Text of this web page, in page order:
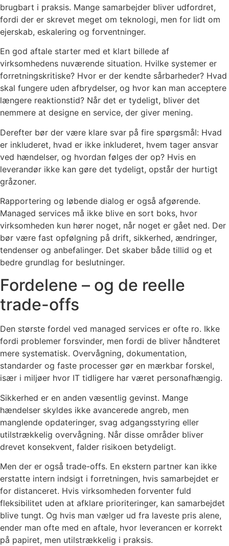
brugbart i praksis. Mange samarbejder bliver udfordret,
fordi der er skrevet meget om teknologi, men for lidt om
ejerskab, eskalering og forventninger.
En god aftale starter med et klart billede af
virksomhedens nuværende situation. Hvilke systemer er
forretningskritiske? Hvor er der kendte sårbarheder? Hvad
skal fungere uden afbrydelser, og hvor kan man acceptere
længere reaktionstid? Når det er tydeligt, bliver det
nemmere at designe en service, der giver mening.
Derefter bør der være klare svar på fire spørgsmål: Hvad
er inkluderet, hvad er ikke inkluderet, hvem tager ansvar
ved hændelser, og hvordan følges der op? Hvis en
leverandør ikke kan gøre det tydeligt, opstår der hurtigt
gråzoner.
Rapportering og løbende dialog er også afgørende.
Managed services må ikke blive en sort boks, hvor
virksomheden kun hører noget, når noget er gået ned. Der
bør være fast opfølgning på drift, sikkerhed, ændringer,
tendenser og anbefalinger. Det skaber både tillid og et
bedre grundlag for beslutninger.
Fordelene – og de reelle
trade-offs
Den største fordel ved managed services er ofte ro. Ikke
fordi problemer forsvinder, men fordi de bliver håndteret
mere systematisk. Overvågning, dokumentation,
standarder og faste processer gør en mærkbar forskel,
især i miljøer hvor IT tidligere har været personafhængig.
Sikkerhed er en anden væsentlig gevinst. Mange
hændelser skyldes ikke avancerede angreb, men
manglende opdateringer, svag adgangsstyring eller
utilstrækkelig overvågning. Når disse områder bliver
drevet konsekvent, falder risikoen betydeligt.
Men der er også trade-offs. En ekstern partner kan ikke
erstatte intern indsigt i forretningen, hvis samarbejdet er
for distanceret. Hvis virksomheden forventer fuld
fleksibilitet uden at afklare prioriteringer, kan samarbejdet
blive tungt. Og hvis man vælger ud fra laveste pris alene,
ender man ofte med en aftale, hvor leverancen er korrekt
på papiret, men utilstrækkelig i praksis.